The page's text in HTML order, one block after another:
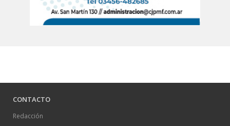
CONTACTO
Redacción